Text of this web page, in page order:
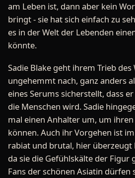
am Leben ist, dann aber kein
bringt - sie hat sich einfach zu
es in der Welt der Lebenden
könnte.
Sadie Blake geht ihrem Trieb des
ungehemmt nach, ganz anders
eines Serums sicherstellt, dass
die Menschen wird. Sadie
mal einen Anhalter um, um
können. Auch ihr Vorgehen ist
rabiat und brutal, hier überzeugt
da sie die Gefühlskälte der
Fans der schönen Asiatin dürfen